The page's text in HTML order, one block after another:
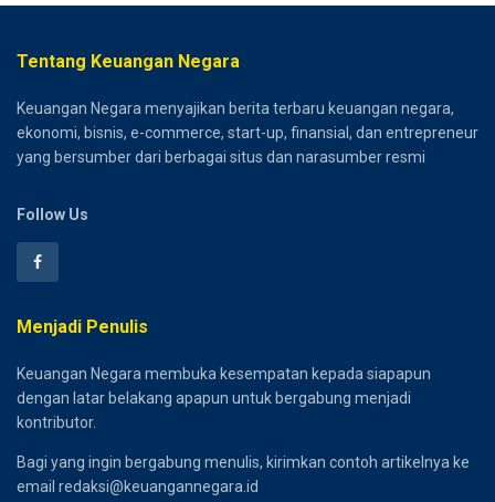
Tentang Keuangan Negara
Keuangan Negara menyajikan berita terbaru keuangan negara,
ekonomi, bisnis, e-commerce, start-up, finansial, dan entrepreneur
yang bersumber dari berbagai situs dan narasumber resmi
Follow Us
Menjadi Penulis
Keuangan Negara membuka kesempatan kepada siapapun
dengan latar belakang apapun untuk bergabung menjadi
kontributor.
Bagi yang ingin bergabung menulis, kirimkan contoh artikelnya ke
email redaksi@keuangannegara.id